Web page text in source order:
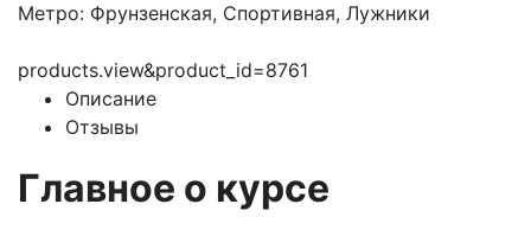
Метро: Фрунзенская, Спортивная, Лужники
products.view&product_id=8761
Описание
Отзывы
Главное о курсе